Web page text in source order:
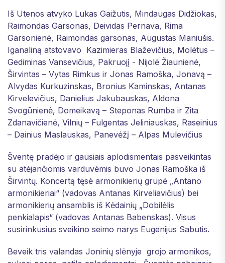
Iš Utenos atvyko Lukas Gaižutis, Mindaugas Didžiokas,
Raimondas Garsonas, Deividas Pernava, Rima
Garsonienė, Raimondas garsonas, Augustas Maniušis.
Iganaliną atstovavo Kazimieras Blaževičius, Molėtus –
Gediminas Vansevičius, Pakruojį - Nijolė Žiaunienė,
Širvintas – Vytas Rimkus ir Jonas Ramoška, Jonavą –
Alvydas Kurkuzinskas, Bronius Kaminskas, Antanas
Kirvelevičius, Danielius Jakubauskas, Aldona
Svogūnienė, Domeikavą – Steponas Rumba ir Zita
Zdanavičienė, Vilnių – Fulgentas Jeliniauskas, Raseinius
– Dainius Maslauskas, Panevėžį – Alpas Mulevičius
Šventę pradėjo ir gausiais aplodismentais pasveikintas
su atėjančiomis varduvėmis buvo Jonas Ramoška iš
Širvintų. Koncertą tęsė armonikierių grupė „Antano
armonikieriai“ (vadovas Antanas Kirveliavičius) bei
armonikierių ansamblis iš Kėdainių „Dobilėlis
penkialapis“ (vadovas Antanas Babenskas). Visus
susirinkusius sveikino seimo narys Eugenijus Sabutis.
Beveik tris valandas Joninių slėnyje grojo armonikos,